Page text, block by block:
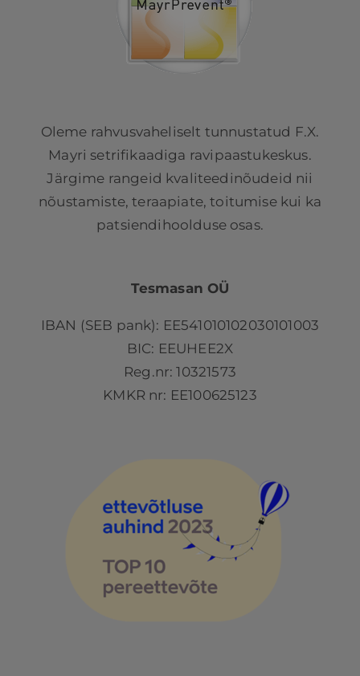
Oleme rahvusvaheliselt tunnustatud F.X.
Mayri setrifikaadiga ravipaastukeskus.
Järgime rangeid kvaliteedinõudeid nii
nõustamiste, teraapiate, toitumise kui ka
patsiendihoolduse osas.
Tesmasan OÜ
IBAN (SEB pank): EE541010102030101003
BIC: EEUHEE2X
Reg.nr: 10321573
KMKR nr: EE100625123